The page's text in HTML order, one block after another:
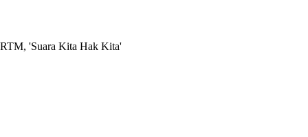
RTM, 'Suara Kita Hak Kita'